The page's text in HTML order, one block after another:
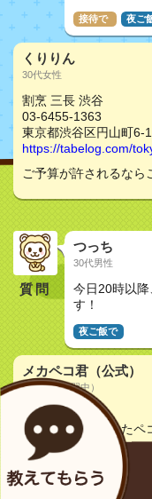
接待で 夜ご
くりりん
30代女性
割烹 三長 渋谷
03-6455-1363
東京都渋谷区円山町6-1
https://tabelog.com/
ご予算が許されるなら
質問
つっち
30代男性
今日20時以
す！
夜ご飯で
メカペコ君（公式）
初号機（学習中）
pecopeco...
イイトコ見つかったペ
割烹三長渋谷
https://tabelog.com/
渋谷の美味しいお店